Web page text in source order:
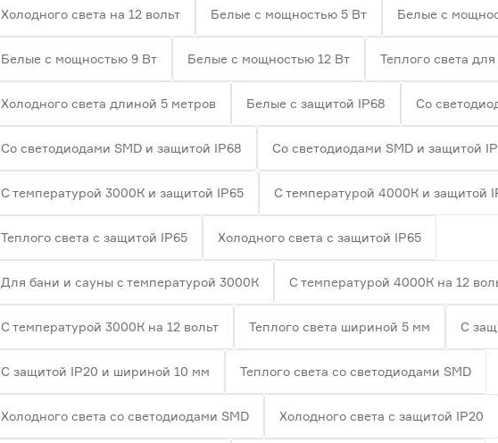
Холодного света на 12 вольт Белые с мощностью 5 Вт Белые с
Белые с мощностью 9 Вт Белые с мощностью 12 Вт Теплого света
Холодного света длиной 5 метров Белые с защитой IP68 Со
Со светодиодами SMD и защитой IP68 Со светодиодами SMD и защитой
С температурой 3000К и защитой IP65 С температурой 4000К и защитой
Теплого света с защитой IP65 Холодного света с защитой IP65
Для бани и сауны с температурой 3000К С температурой 4000К на 12
С температурой 3000К на 12 вольт Теплого света шириной 5 мм С
С защитой IP20 и шириной 10 мм Теплого света со светодиодами SMD
Холодного света со светодиодами SMD Холодного света с защитой IP20